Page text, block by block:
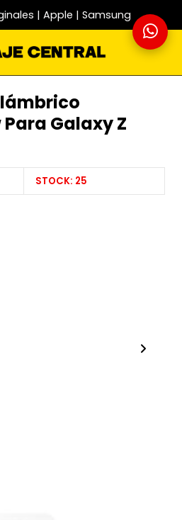
| Apple | Samsung
Galaxy Z
STOCK: 25